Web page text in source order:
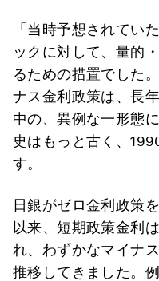
「当時予想されてい
ックに対して、量的
るための措置でした
ナス金利政策は、長
中の、異例な一形態
史はもっと古く、
す。
日銀がゼロ金利政策
以来、短期政策金利
れ、わずかなマイナ
推移してきました。